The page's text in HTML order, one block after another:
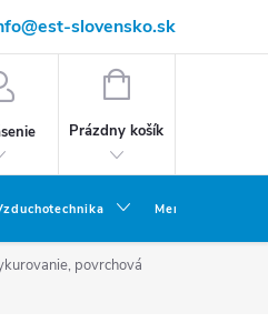
slovensko.sk
NÁKUPNÝ
Prázdny košík
Meracia a
povrchová